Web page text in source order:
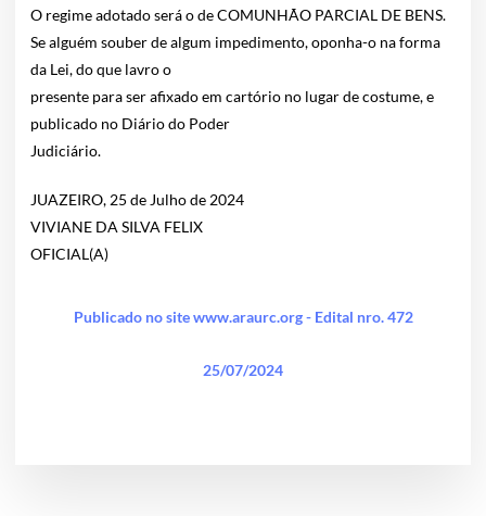
O regime adotado será o de COMUNHÃO PARCIAL DE BENS.
Se alguém souber de algum impedimento, oponha-o na forma
da Lei, do que lavro o
presente para ser afixado em cartório no lugar de costume, e
publicado no Diário do Poder
Judiciário.
JUAZEIRO, 25 de Julho de 2024
VIVIANE DA SILVA FELIX
OFICIAL(A)
Publicado no site www.araurc.org - Edital nro. 472
25/07/2024